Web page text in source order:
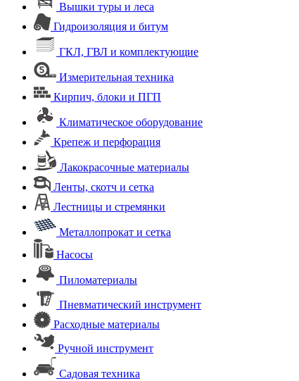
Вышки туры и леса
Гидроизоляция и битум
ГКЛ, ГВЛ и комплектующие
Измерительная техника
Кирпич, блоки и ПГП
Климатическое оборудование
Крепеж и перфорация
Лакокрасочные материалы
Ленты, скотч и сетка
Лестницы и стремянки
Металлопрокат и сетка
Насосы
Пиломатериалы
Пневматический инструмент
Расходные материалы
Ручной инструмент
Садовая техника